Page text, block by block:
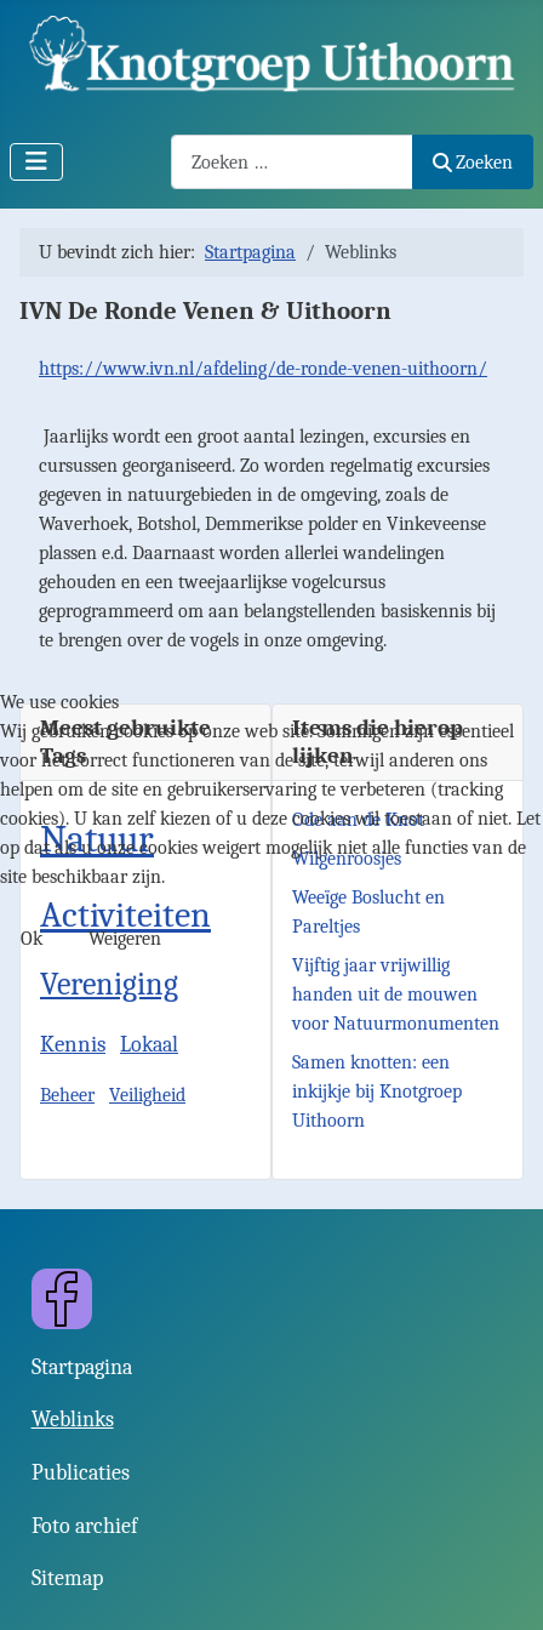
Zoeken
U bevindt zich hier: Startpagina Weblinks
IVN De Ronde Venen & Uithoorn
https://www.ivn.nl/afdeling/de-ronde-venen-uithoorn/
Jaarlijks wordt een groot aantal lezingen, excursies en
cursussen georganiseerd. Zo worden regelmatig excursies
gegeven in natuurgebieden in de omgeving, zoals de
Waverhoek, Botshol, Demmerikse polder en Vinkeveense
plassen e.d. Daarnaast worden allerlei wandelingen
gehouden en een tweejaarlijkse vogelcursus
geprogrammeerd om aan belangstellenden basiskennis bij
te brengen over de vogels in onze omgeving.
Meest gebruikte
Tags
Natuur
Activiteiten
Vereniging
Kennis Lokaal
Beheer Veiligheid
Items die hierop
lijken
Ode aan de Knot
Wilgenroosjes
Weeïge Boslucht en
Pareltjes
Vijftig jaar vrijwillig
handen uit de mouwen
voor Natuurmonumenten
Samen knotten: een
inkijkje bij Knotgroep
Uithoorn
Facebook
Startpagina
Weblinks
Publicaties
Foto archief
Sitemap
We use cookies
Wij gebruiken cookies op onze web site. Sommigen zijn essentieel
voor het correct functioneren van de site, terwijl anderen ons
helpen om de site en gebruikerservaring te verbeteren (tracking
cookies). U kan zelf kiezen of u deze cookies wil toestaan of niet. Let
op dat als u onze cookies weigert mogelijk niet alle functies van de
site beschikbaar zijn.
Ok Weigeren